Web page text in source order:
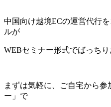
中国向け越境ECの運営代行
ルが
WEBセミナー形式でばっちり
まずは気軽に、ご自宅から
ー」で